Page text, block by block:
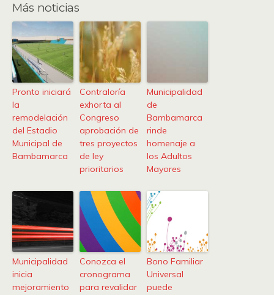
Más noticias
Pronto iniciará
la
remodelación
del Estadio
Municipal de
Bambamarca
Contraloría
exhorta al
Congreso
aprobación de
tres proyectos
de ley
prioritarios
Municipalidad
de
Bambamarca
rinde
homenaje a
los Adultos
Mayores
Municipalidad
inicia
mejoramiento
Conozca el
cronograma
para revalidar
Bono Familiar
Universal
puede